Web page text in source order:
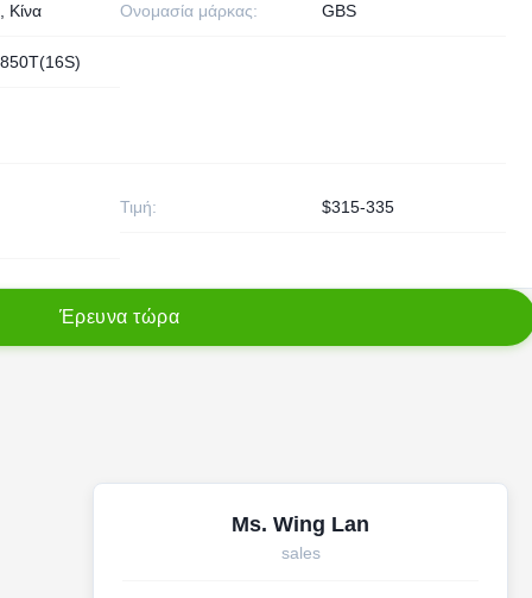
Κίνα Ονομασία μάρκας: GBS
Τιμή: $315-335
Έρευνα τώρα
Ms. Wing Lan
sales